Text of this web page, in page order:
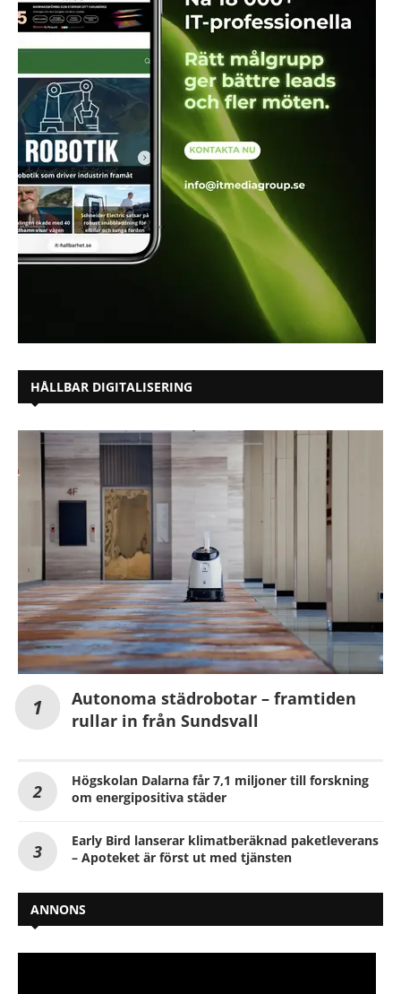
HÅLLBAR DIGITALISERING
Autonoma städrobotar – framtiden
rullar in från Sundsvall
Högskolan Dalarna får 7,1 miljoner till forskning
om energipositiva städer
Early Bird lanserar klimatberäknad paketleverans
– Apoteket är först ut med tjänsten
ANNONS